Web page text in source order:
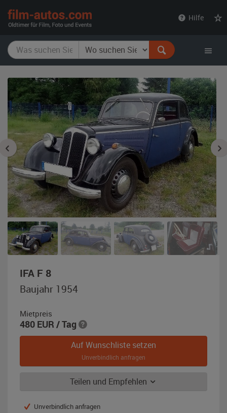
Hilfe
IFA F 8,
Baujahr
1954,
schwarz
/
blau
Baujahr 1954
Mietpreis
480 EUR / Tag
Auf Wunschliste setzen
Unverbindlich anfragen
Teilen und Empfehlen
Unverbindlich anfragen